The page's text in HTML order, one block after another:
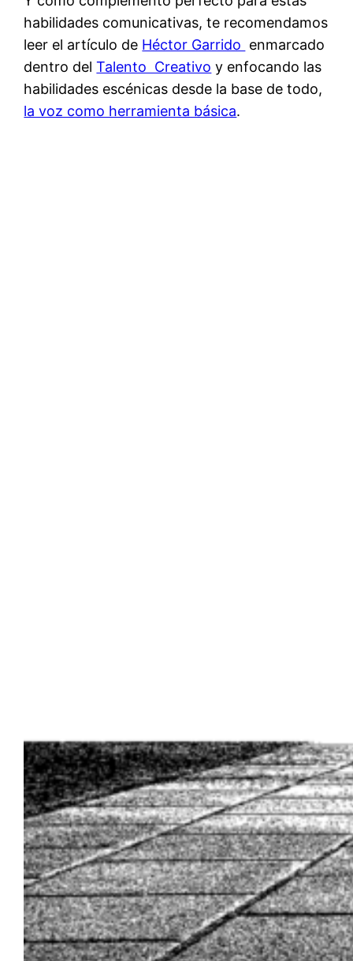
habilidades comunicativas, te recomendamos
leer el artículo de Héctor Garrido enmarcado
dentro delTalento Creativo y enfocando las
habilidades escénicas desde la base de todo,
la voz como herramienta básica.